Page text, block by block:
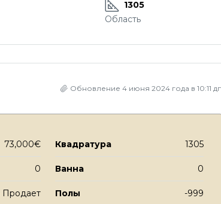
1305
Область
Обновление 4 июня 2024 года в 10:11
73,000€ Квадратура 1305
0 Ванна 0
Продает Полы -999